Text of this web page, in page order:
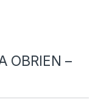
OBRIEN –